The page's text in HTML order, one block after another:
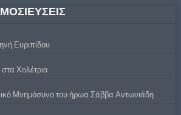
Ευριπίδου
Χολέτρια
Μνημόσυνο του ήρωα Σάββα Αντωνιάδη